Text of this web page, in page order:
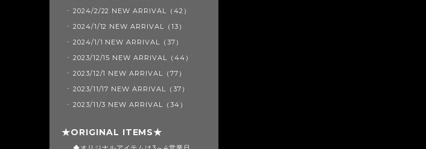
2024/2/22 NEW ARRIVAL（42）
2024/1/12 NEW ARRIVAL（13）
2024/1/1 NEW ARRIVAL（37）
2023/12/15 NEW ARRIVAL（44）
2023/12/1 NEW ARRIVAL（77）
2023/11/17 NEW ARRIVAL（37）
2023/11/3 NEW ARRIVAL（34）
★ORIGINAL ITEMS★